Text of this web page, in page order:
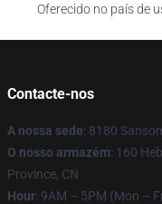
Oferecido no país de
Contacte-nos
A nossa sede: 8180
O nosso armazém: 160
Province, CN
Hour: 9AM – 5PM (Mon –